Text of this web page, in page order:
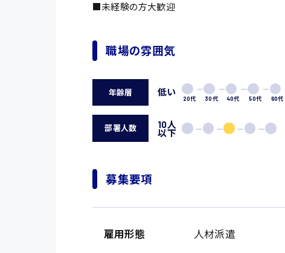
■未経験の方大歓迎
職場の雰囲気
年齢層 低い
20代 30代 40代 50代 60代
部署人数 10人
以下
募集要項
雇用形態 人材派遣